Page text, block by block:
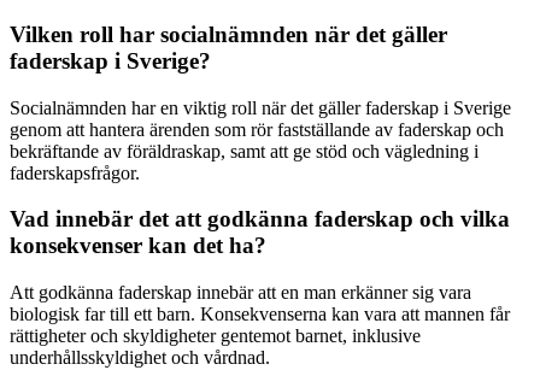
Vilken roll har socialnämnden när det gäller
faderskap i Sverige?
Socialnämnden har en viktig roll när det gäller faderskap i Sverige
genom att hantera ärenden som rör fastställande av faderskap och
bekräftande av föräldraskap, samt att ge stöd och vägledning i
faderskapsfrågor.
Vad innebär det att godkänna faderskap och vilka
konsekvenser kan det ha?
Att godkänna faderskap innebär att en man erkänner sig vara
biologisk far till ett barn. Konsekvenserna kan vara att mannen får
rättigheter och skyldigheter gentemot barnet, inklusive
underhållsskyldighet och vårdnad.